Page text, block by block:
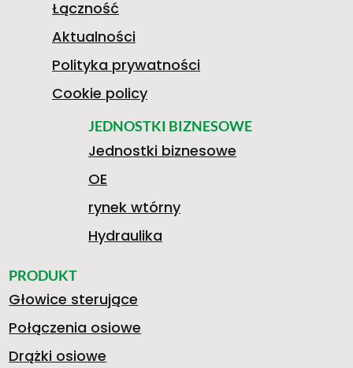
JEDNOSTKI BIZNESOWE
Jednostki biznesowe
OE
rynek wtórny
Hydraulika
PRODUKT
Głowice sterujące
Połączenia osiowe
Drążki osiowe
Łączność
Aktualności
Polityka prywatności
Cookie policy